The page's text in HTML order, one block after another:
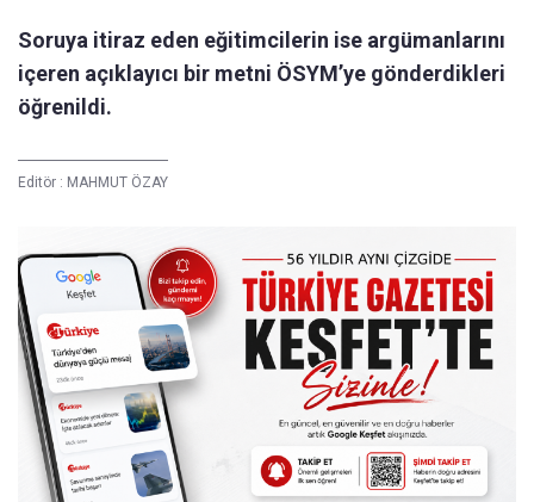
Soruya itiraz eden eğitimcilerin ise argümanlarını
içeren açıklayıcı bir metni ÖSYM’ye gönderdikleri
öğrenildi.
Editör : MAHMUT ÖZAY